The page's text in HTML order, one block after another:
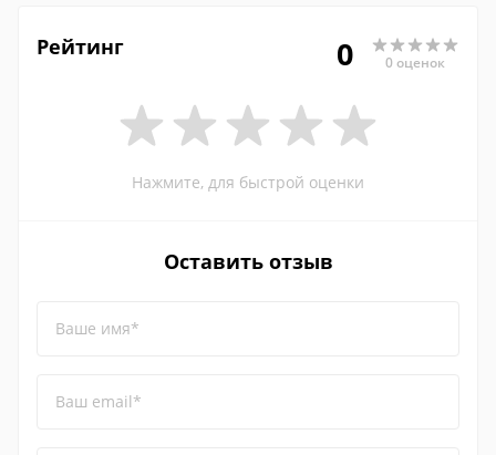
Рейтинг 0 0 оценок
Нажмите, для быстрой оценки
Оставить отзыв
Ваше имя*
Ваш email*